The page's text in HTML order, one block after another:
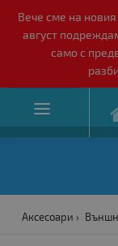
Вече сме на новия
август
само с
Аксесоари